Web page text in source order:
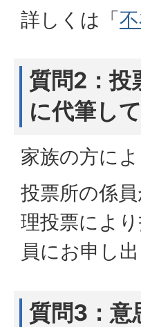
詳しくは「
質問2：投
に代筆し
家族の方に
投票所の係
理投票によ
員にお申し出
質問3：意